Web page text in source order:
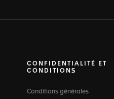
CONFIDENTIALITÉ ET
CONDITIONS
Conditions générales